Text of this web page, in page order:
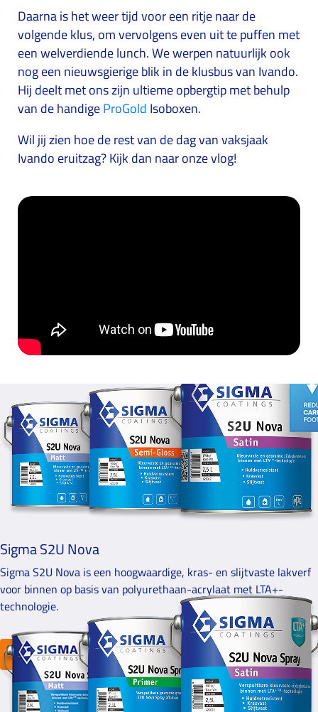
Daarna is het weer tijd voor een ritje naar de
volgende klus, om vervolgens even uit te puffen met
een welverdiende lunch. We werpen natuurlijk ook
nog een nieuwsgierige blik in de klusbus van Ivando.
Hij deelt met ons zijn ultieme opbergtip met behulp
van de handigeProGold Isoboxen.
Wil jij zien hoe de rest van de dag van vaksjaak
Ivando eruitzag? Kijk dan naar onze vlog!
Sigma S2U Nova
Sigma S2U Nova is een hoogwaardige, kras- en slijtvaste lakverf
voor binnen op basis van polyurethaan-acrylaat met LTA+-
technologie.
Koop online